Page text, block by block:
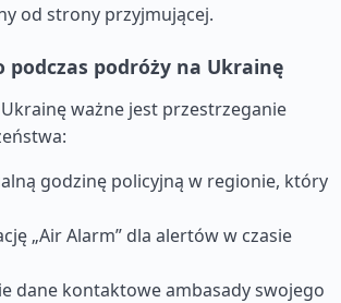
od strony przyjmującej.
podczas podróży na Ukrainę
ważne jest przestrzeganie
godzinę policyjną w regionie, który
„Air Alarm” dla alertów w czasie
dane kontaktowe ambasady swojego